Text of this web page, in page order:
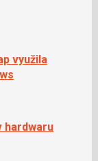
využila
hardwaru